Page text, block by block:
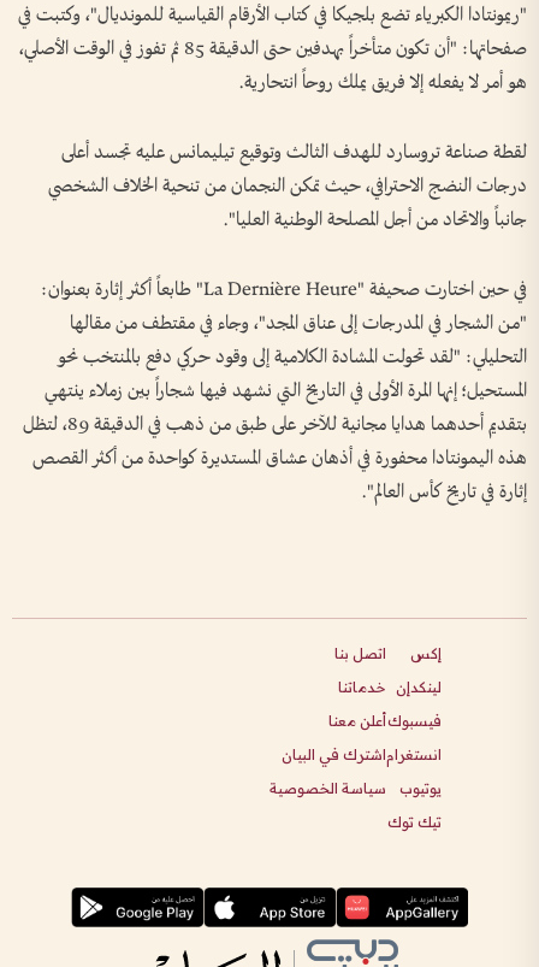
"ريمونتادا الكبرياء تضع بلجيكا في كتاب الأرقام القياسية للمونديال"، وكتبت في
صفحاتها: "أن تكون متأخراً بهدفين حتى الدقيقة 85 ثم تفوز في الوقت الأصلي،
هو أمر لا يفعله إلا فريق يملك روحاً انتحارية.
لقطة صناعة تروسارد للهدف الثالث وتوقيع تيليمانس عليه تجسد أعلى
درجات النضج الاحترافي، حيث تمكن النجمان من تنحية الخلاف الشخصي
جانباً والاتحاد من أجل المصلحة الوطنية العليا".
في حين اختارت صحيفة "La Dernière Heure" طابعاً أكثر إثارة بعنوان:
"من الشجار في المدرجات إلى عناق المجد"، وجاء في مقتطف من مقالها
التحليلي: "لقد تحولت المشادة الكلامية إلى وقود حركي دفع بالمنتخب نحو
المستحيل؛ إنها المرة الأولى في التاريخ التي نشهد فيها شجاراً بين زملاء ينتهي
بتقديم أحدهما هدايا مجانية للآخر على طبق من ذهب في الدقيقة 89، لتظل
هذه اليمونتادا محفورة في أذهان عشاق المستديرة كواحدة من أكثر القصص
إثارة في تاريخ كأس العالم".
إكس
لينكدإن
فيسبوك
انستغرام
يوتيوب
تيك توك
اتصل بنا
خدماتنا
أعلن معنا
اشترك في البيان
سياسة الخصوصية